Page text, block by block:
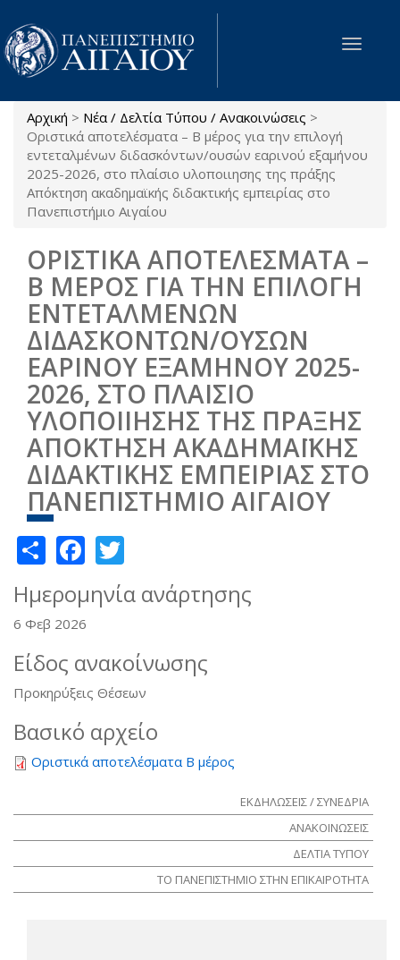
Παράκαμψη προς το κυρίως περιεχόμενο
Toggle
Είστε εδώ
Αρχική > Νέα / Δελτία Τύπου / Ανακοινώσεις >
Οριστικά αποτελέσματα – B μέρος για την επιλογή
εντεταλμένων διδασκόντων/ουσών εαρινού εξαμήνου
2025-2026, στο πλαίσιο υλοποιιησης της πράξης
Απόκτηση ακαδημαϊκής διδακτικής εμπειρίας στο
Πανεπιστήμιο Αιγαίου
ΟΡΙΣΤΙΚΑ ΑΠΟΤΕΛΕΣΜΑΤΑ –
B ΜΕΡΟΣ ΓΙΑ ΤΗΝ ΕΠΙΛΟΓΗ
ΕΝΤΕΤΑΛΜΕΝΩΝ
ΔΙΔΑΣΚΟΝΤΩΝ/ΟΥΣΩΝ
ΕΑΡΙΝΟΥ ΕΞΑΜΗΝΟΥ 2025-
2026, ΣΤΟ ΠΛΑΙΣΙΟ
ΥΛΟΠΟΙΙΗΣΗΣ ΤΗΣ ΠΡΑΞΗΣ
ΑΠΟΚΤΗΣΗ ΑΚΑΔΗΜΑΪΚΗΣ
ΔΙΔΑΚΤΙΚΗΣ ΕΜΠΕΙΡΙΑΣ ΣΤΟ
ΠΑΝΕΠΙΣΤΗΜΙΟ ΑΙΓΑΙΟΥ
ShareFacebook
Ημερομηνία ανάρτησης
6 Φεβ 2026
Είδος ανακοίνωσης
Προκηρύξεις Θέσεων
Βασικό αρχείο
Οριστικά αποτελέσματα Β μέρος
ΕΚΔΗΛΩΣΕΙΣ / ΣΥΝΕΔΡΙΑ
ΑΝΑΚΟΙΝΩΣΕΙΣ
ΔΕΛΤΙΑ ΤΥΠΟΥ
ΤΟ ΠΑΝΕΠΙΣΤΗΜΙΟ ΣΤΗΝ ΕΠΙΚΑΙΡΟΤΗΤΑ